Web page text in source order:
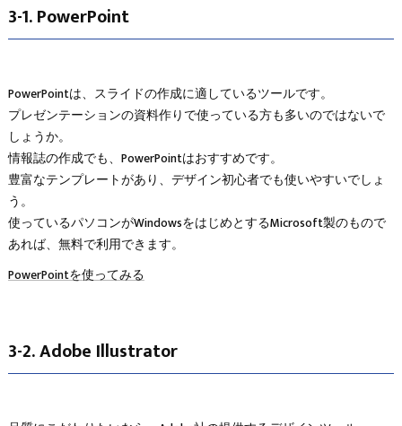
3-1. PowerPoint
PowerPointは、スライドの作成に適しているツールです。
プレゼンテーションの資料作りで使っている方も多いのではないで
しょうか。
情報誌の作成でも、PowerPointはおすすめです。
豊富なテンプレートがあり、デザイン初心者でも使いやすいでしょ
う。
使っているパソコンがWindowsをはじめとするMicrosoft製のもので
あれば、無料で利用できます。
PowerPointを使ってみる
3-2. Adobe Illustrator